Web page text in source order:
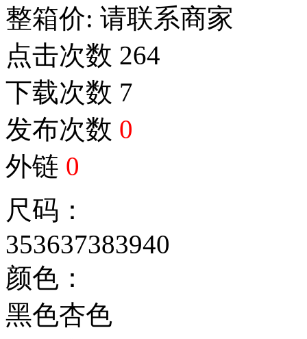
整箱价: 请联系商家
点击次数 264
下载次数 7
发布次数 0
外链 0
尺码：
353637383940
颜色：
黑色杏色